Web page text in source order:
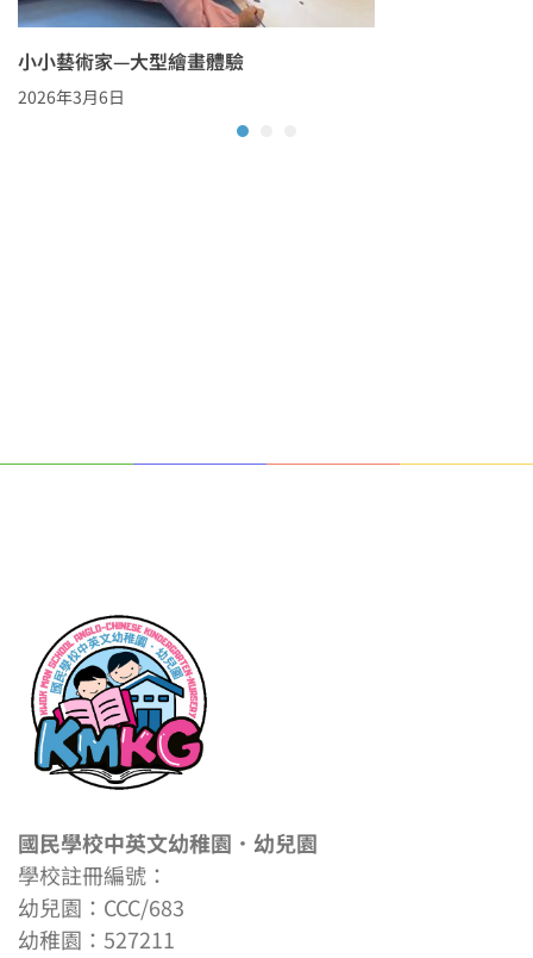
小小藝術家—大型繪畫體驗
2026年3月6日
國民學校中英文幼稚園．幼兒園
學校註冊編號：
幼兒園：CCC/683
幼稚園：527211